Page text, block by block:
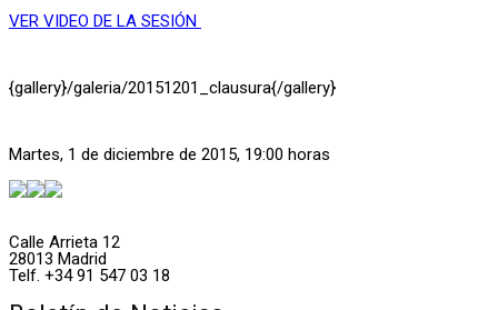
VER VIDEO DE LA SESIÓN
{gallery}/galeria/20151201_clausura{/gallery}
Martes, 1 de diciembre de 2015, 19:00 horas
Calle Arrieta 12
28013 Madrid
Telf. +34 91 547 03 18